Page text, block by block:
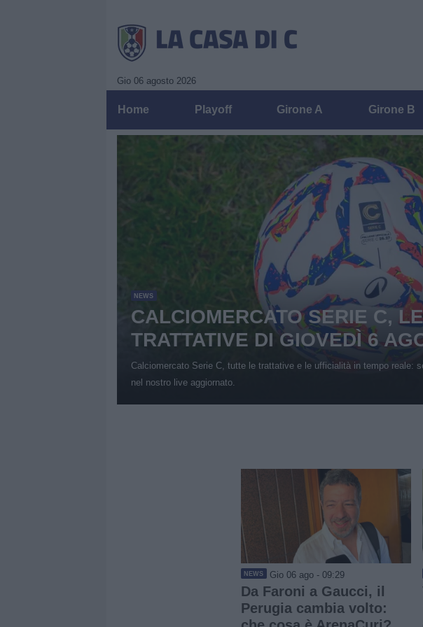
Gio 06 agosto 2026
Home Playoff Girone A Girone B
La Casa di C: News
NEWS
CALCIOMERCATO SERIE C,
TRATTATIVE DI GIOVEDÌ 6
Calciomercato Serie C, tutte le trattative e le ufficialità in tempo reale:
nel nostro live aggiornato.
NEWS Gio 06 ago - 09:29
Da Faroni a Gaucci, il
Perugia cambia volto: